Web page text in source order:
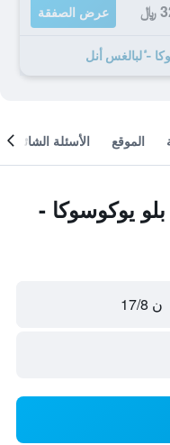
﷼ عرض الصفقة
الموقع الأسئلة الشائعة
يوكوسوكا -
ن 17/8